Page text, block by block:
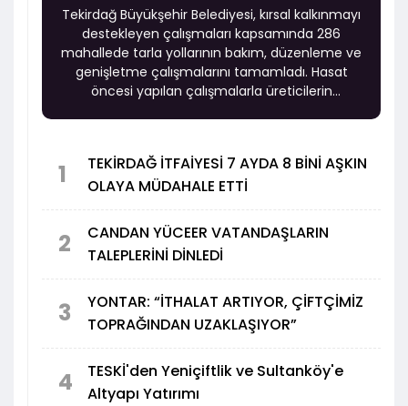
Tekirdağ Büyükşehir Belediyesi, kırsal kalkınmayı
destekleyen çalışmaları kapsamında 286
mahallede tarla yollarının bakım, düzenleme ve
genişletme çalışmalarını tamamladı. Hasat
öncesi yapılan çalışmalarla üreticilerin
1
TEKİRDAĞ İTFAİYESİ 7 AYDA 8 BİNİ AŞKIN
OLAYA MÜDAHALE ETTİ
2
CANDAN YÜCEER VATANDAŞLARIN
TALEPLERİNİ DİNLEDİ
3
YONTAR: “İTHALAT ARTIYOR, ÇİFTÇİMİZ
TOPRAĞINDAN UZAKLAŞIYOR”
4
TESKİ'den Yeniçiftlik ve Sultanköy'e
Altyapı Yatırımı